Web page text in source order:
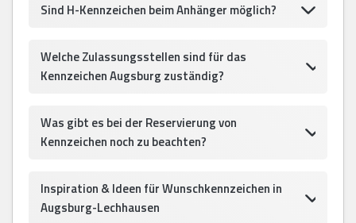
Sind H-Kennzeichen beim Anhänger möglich?
Welche Zulassungsstellen sind für das
Kennzeichen Augsburg zuständig?
Was gibt es bei der Reservierung von
Kennzeichen noch zu beachten?
Inspiration & Ideen für Wunschkennzeichen in
Augsburg-Lechhausen